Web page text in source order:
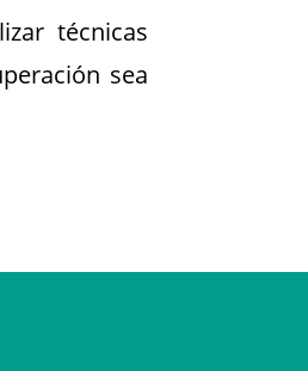
técnicas
sea